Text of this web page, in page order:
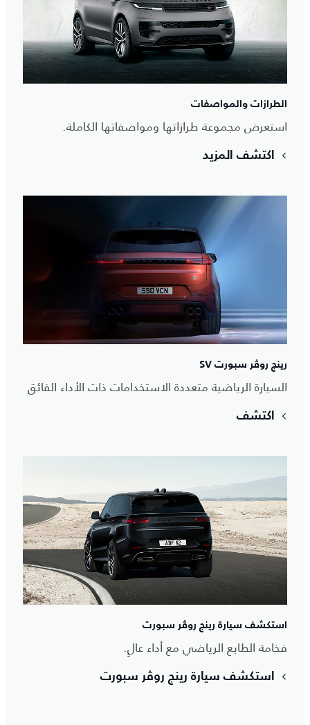
الطرازات والمواصفات
استعرض مجموعة طرازاتها ومواصفاتها الكاملة.
اكتشف المزيد
رينج روڤر سبورت SV
السيارة الرياضية متعددة الاستخدامات ذات الأداء الفائق
اكتشف
استكشف سيارة رينج روڤر سبورت
فخامة الطابع الرياضي مع أداء عالٍ.
استكشف سيارة رينج روڤر سبورت